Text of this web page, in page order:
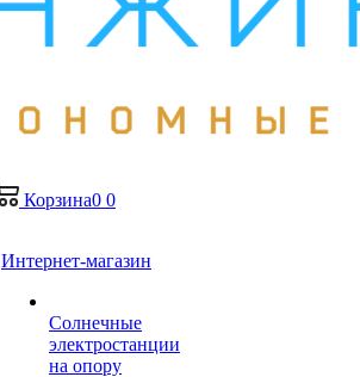
Корзина0 0
Интернет-магазин
Солнечные
электростанции
на опору